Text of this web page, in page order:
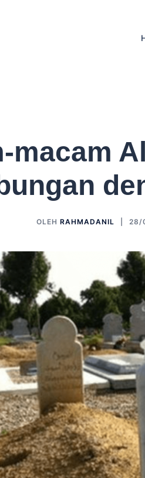
macam
OLEH RAHMADANIL 28/